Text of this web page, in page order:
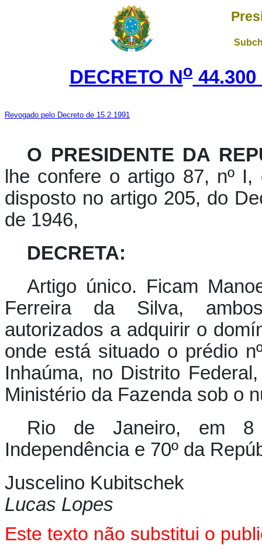
DECRETO No44.300
Revogado pelo Decreto de 15.2.1991
O PRESIDENTE DA
lhe confere o artigo 87, nº
disposto no artigo 205, do
de 1946,
DECRETA:
Artigo único. Ficam
Ferreira da Silva,
autorizados a adquirir o
onde está situado o prédio
Inhaúma, no Distrito
Ministério da Fazenda sob o
Rio de Janeiro, em
Independência e 70º da
Juscelino Kubitschek
Lucas Lopes
Este texto não substitui o